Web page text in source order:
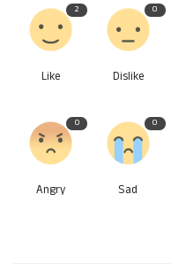
2
Like
0
Dislike
0
Angry
0
Sad